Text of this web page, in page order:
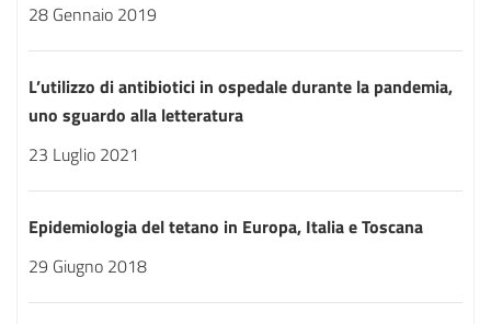
28 Gennaio 2019
L’utilizzo di antibiotici in ospedale durante la pandemia,
uno sguardo alla letteratura
23 Luglio 2021
Epidemiologia del tetano in Europa, Italia e Toscana
29 Giugno 2018